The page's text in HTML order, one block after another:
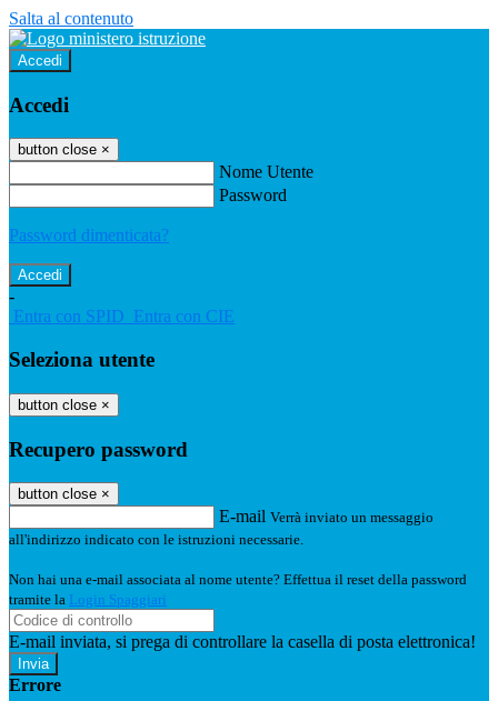
Salta al contenuto
Accedi
Accedi
button close ×
Nome Utente
Password
Password dimenticata?
-
Entra con SPID Entra con CIE
Seleziona utente
button close ×
Recupero password
button close ×
E-mail Verrà inviato un messaggio
all'indirizzo indicato con le istruzioni necessarie.
Non hai una e-mail associata al nome utente? Effettua il reset della password
tramite la Login Spaggiari
E-mail inviata, si prega di controllare la casella di posta elettronica!
Errore